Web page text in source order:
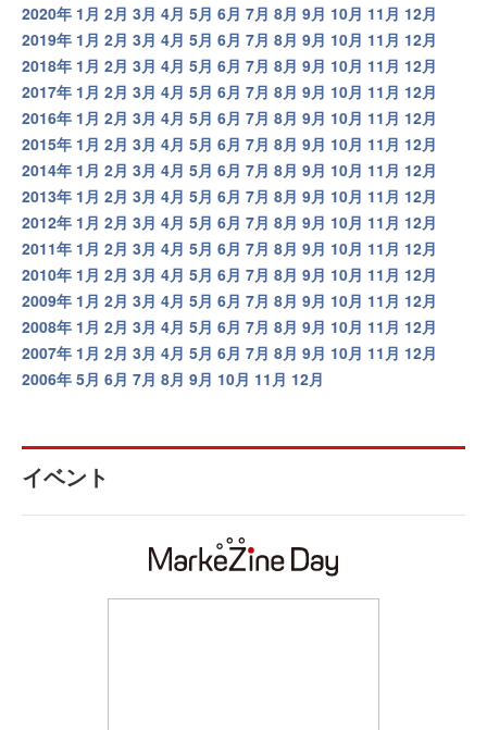
2020年 1月 2月 3月 4月 5月 6月 7月 8月 9月 10月 11月 12月
2019年 1月 2月 3月 4月 5月 6月 7月 8月 9月 10月 11月 12月
2018年 1月 2月 3月 4月 5月 6月 7月 8月 9月 10月 11月 12月
2017年 1月 2月 3月 4月 5月 6月 7月 8月 9月 10月 11月 12月
2016年 1月 2月 3月 4月 5月 6月 7月 8月 9月 10月 11月 12月
2015年 1月 2月 3月 4月 5月 6月 7月 8月 9月 10月 11月 12月
2014年 1月 2月 3月 4月 5月 6月 7月 8月 9月 10月 11月 12月
2013年 1月 2月 3月 4月 5月 6月 7月 8月 9月 10月 11月 12月
2012年 1月 2月 3月 4月 5月 6月 7月 8月 9月 10月 11月 12月
2011年 1月 2月 3月 4月 5月 6月 7月 8月 9月 10月 11月 12月
2010年 1月 2月 3月 4月 5月 6月 7月 8月 9月 10月 11月 12月
2009年 1月 2月 3月 4月 5月 6月 7月 8月 9月 10月 11月 12月
2008年 1月 2月 3月 4月 5月 6月 7月 8月 9月 10月 11月 12月
2007年 1月 2月 3月 4月 5月 6月 7月 8月 9月 10月 11月 12月
2006年 5月 6月 7月 8月 9月 10月 11月 12月
イベント